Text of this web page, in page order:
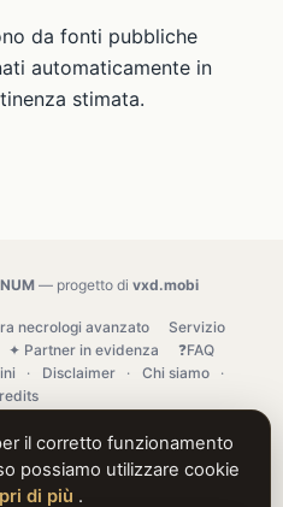
da fonti pubbliche
automaticamente in
stimata.
— progetto di vxd.mobi
necrologi avanzato
Servizio
✦ Partner in evidenza
❓FAQ
· Disclaimer · Chi siamo
·
il corretto funzionamento
possiamo utilizzare cookie
di più .